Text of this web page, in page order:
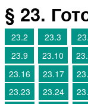
§ 23.
23.2
23.3
23.9
23.10
23.16
23.17
23.23
23.24